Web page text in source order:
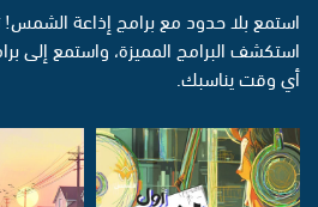
استمع بلا حدود مع برامج إذاعة الشمس!
استكشف البرامج المميزة، واستمع إلى
أي وقت يناسبك.